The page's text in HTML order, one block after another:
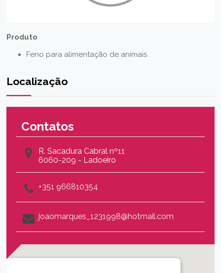
Produto
Feno para alimentação de animais
Localização
Contatos
R. Sacadura Cabral nº11
6060-209 - Ladoeiro
+351 966810354
joaomarques_1231998@hotmail.com